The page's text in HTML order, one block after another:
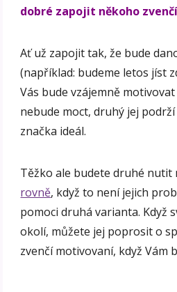
dobré zapojit někoho
Ať už zapojit tak, že bude
(například: budeme letos jíst
Vás bude vzájemně
nebude moct, druhý jej
značka ideál.
Těžko ale budete druhé
rovně, když to není jejich
pomoci druhá varianta. Když
okolí, můžete jej poprosit o
zvenčí motivovaní, když Vám